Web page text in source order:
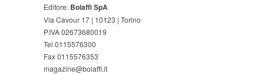
Editore: Bolaffi SpA
Via Cavour 17 | 10123 | Torino
P.IVA 02673680019
Tel 0115576300
Fax 0115576353
magazine@bolaffi.it